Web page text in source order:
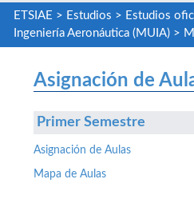
ETSIAE > Estudios > Estudios
Ingeniería Aeronáutica (MUIA)>
Asignación de
Primer Semestre
Asignación de Aulas
Mapa de Aulas